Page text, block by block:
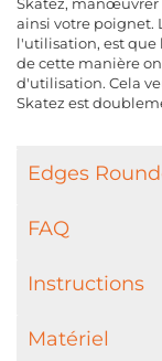
ainsi votre poignet.
l'utilisation, est que
de cette manière
d'utilisation. Cela
Skatez est
Edges
FAQ
Instructions
Matériel